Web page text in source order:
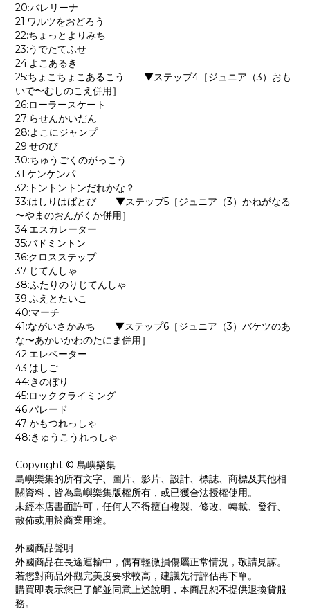
20:バレリーナ
21:ワルツをおどろう
22:ちょっとよりみち
23:うでたてふせ
24:よこあるき
25:ちょこちょこあるこう ▼ステップ4［ジュニア（3）おも
いで〜むしのこえ併用］
26:ローラースケート
27:らせんかいだん
28:よこにジャンプ
29:せのび
30:ちゅうごくのがっこう
31:ケンケンパ
32:トントントンだれかな？
33:はしりはばとび ▼ステップ5［ジュニア（3）かねがなる
〜やまのおんがくか併用］
34:エスカレーター
35:バドミントン
36:クロスステップ
37:じてんしゃ
38:ふたりのりじてんしゃ
39:ふえとたいこ
40:マーチ
41:ながいさかみち ▼ステップ6［ジュニア（3）バケツのあ
な〜あかいかわのたにま併用］
42:エレベーター
43:はしご
44:きのぼり
45:ロッククライミング
46:パレード
47:かもつれっしゃ
48:きゅうこうれっしゃ
Copyright © 島嶼樂集
島嶼樂集的所有文字、圖片、影片、設計、標誌、商標及其他相
關資料，皆為島嶼樂集版權所有，或已獲合法授權使用。
未經本店書面許可，任何人不得擅自複製、修改、轉載、發行、
散佈或用於商業用途。
外國商品聲明
外國商品在長途運輸中，偶有輕微損傷屬正常情況，敬請見諒。
若您對商品外觀完美度要求較高，建議先行評估再下單。
購買即表示您已了解並同意上述說明，本商品恕不提供退換貨服
務。